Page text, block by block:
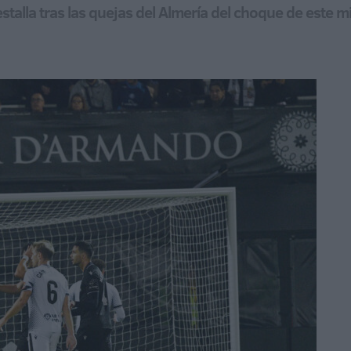
tras las quejas del Almería del choque de este